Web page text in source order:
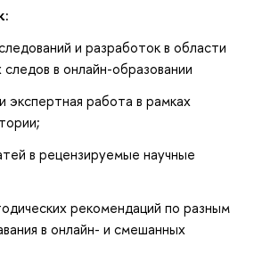
и разработок в области
в онлайн-образовании
экспертная работа в рамках
в рецензируемые научные
рекомендаций по разным
в онлайн- и смешанных